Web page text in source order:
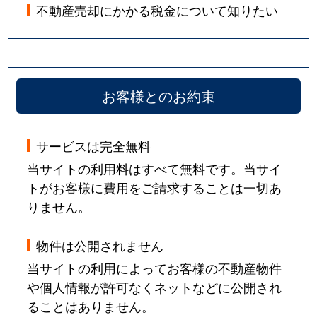
不動産売却にかかる税金について知りたい
お客様とのお約束
サービスは完全無料
当サイトの利用料はすべて無料です。当サイ
トがお客様に費用をご請求することは一切あ
りません。
物件は公開されません
当サイトの利用によってお客様の不動産物件
や個人情報が許可なくネットなどに公開され
ることはありません。